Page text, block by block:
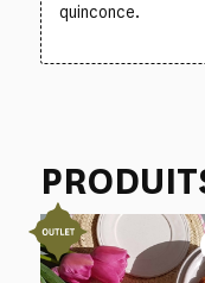
quinconce.